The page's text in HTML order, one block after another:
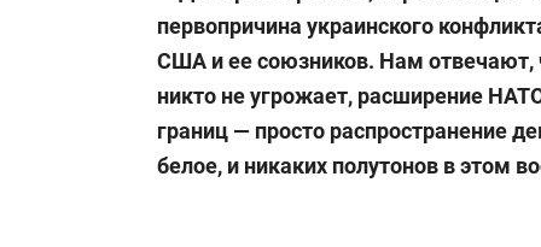
первопричина украинского
США и ее союзников. Нам отвечают,
никто не угрожает, расширение
границ — просто распространение
белое, и никаких полутонов в этом